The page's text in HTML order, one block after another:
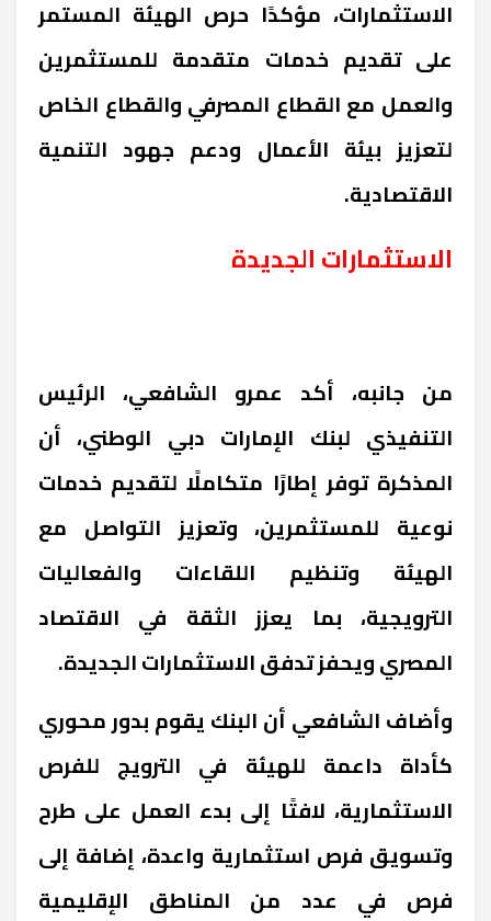
الاستثمارات، مؤكدًا حرص الهيئة المستمر
على تقديم خدمات متقدمة للمستثمرين
والعمل مع القطاع المصرفي والقطاع الخاص
لتعزيز بيئة الأعمال ودعم جهود التنمية
الاقتصادية.
الاستثمارات الجديدة
من جانبه، أكد عمرو الشافعي، الرئيس
التنفيذي لبنك الإمارات دبي الوطني، أن
المذكرة توفر إطارًا متكاملًا لتقديم خدمات
نوعية للمستثمرين، وتعزيز التواصل مع
الهيئة وتنظيم اللقاءات والفعاليات
الترويجية، بما يعزز الثقة في الاقتصاد
المصري ويحفز تدفق الاستثمارات الجديدة.
وأضاف الشافعي أن البنك يقوم بدور محوري
كأداة داعمة للهيئة في الترويج للفرص
الاستثمارية، لافتًا إلى بدء العمل على طرح
وتسويق فرص استثمارية واعدة، إضافة إلى
فرص في عدد من المناطق الإقليمية